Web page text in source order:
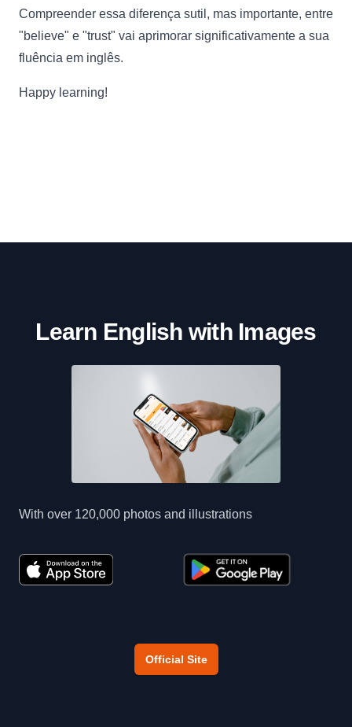
Compreender essa diferença sutil, mas importante, entre
"believe" e "trust" vai aprimorar significativamente a sua
fluência em inglês.
Happy learning!
Learn English with Images
With over 120,000 photos and illustrations
Official Site